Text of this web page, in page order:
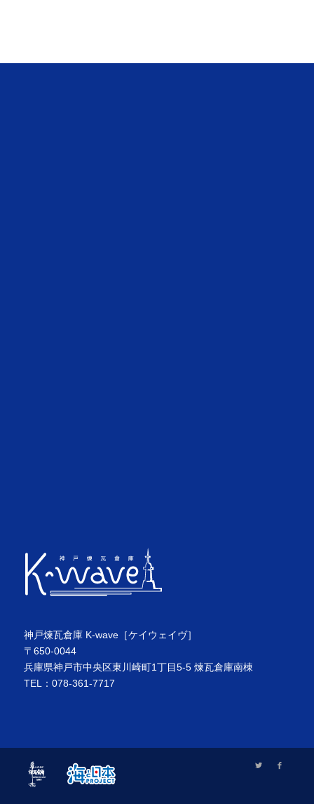
神戸煉瓦倉庫 K-wave［ケイウェイヴ］
〒650-0044
兵庫県神戸市中央区東川崎町1丁目5-5 煉瓦倉庫南棟
TEL：078-361-7717